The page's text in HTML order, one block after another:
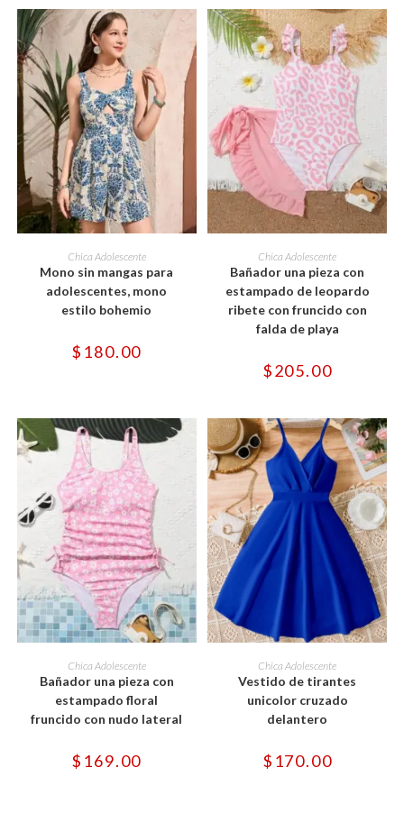
página
de
producto
página
de
producto
SELECCIONAR OPCIONES
Este
producto
tiene
múltiples
variantes.
opciones
elegir
producto
Chica Adolescente
Mono sin mangas para
adolescentes, mono
estilo bohemio
$ 180.00
SELECCIONAR OPCIONES
Este
producto
tiene
múltiples
variantes.
opciones
se
pueden
en
la
producto
Chica Adolescente
Bañador una pieza con
estampado de leopardo
ribete con fruncido con
falda de playa
$205.00
SELECCIONAR OPCIONES
Este
producto
tiene
múltiples
variantes.
opciones
elegir
Chica Adolescente
Bañador una pieza con
estampado floral
fruncido con nudo lateral
$ 169.00
SELECCIONAR OPCIONES
Este
producto
tiene
múltiples
variantes.
opciones
elegir
Chica Adolescente
Vestido de tirantes
unicolor cruzado
delantero
$ 170.00